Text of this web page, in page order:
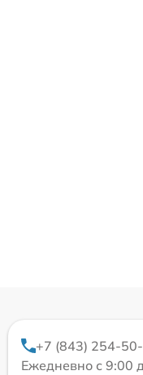
+7 (843) 254-
Ежедневно с 9:00